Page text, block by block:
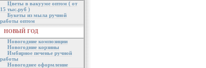
Цветы в вакууме оптом ( от
15 тыс.руб )
Букеты из мыла ручной
работы оптом
НОВЫЙ ГОД
Новогодние композиции
Новогодние корзины
Имбирное печенье ручной
работы
Новогоднее оформление